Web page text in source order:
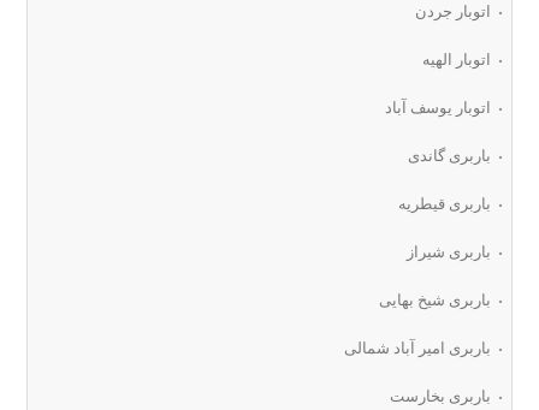
اتوبار جردن
اتوبار الهیه
اتوبار یوسف آباد
باربری گاندی
باربری قیطریه
باربری شیراز
باربری شیخ بهایی
باربری امیر آباد شمالی
باربری بخارست